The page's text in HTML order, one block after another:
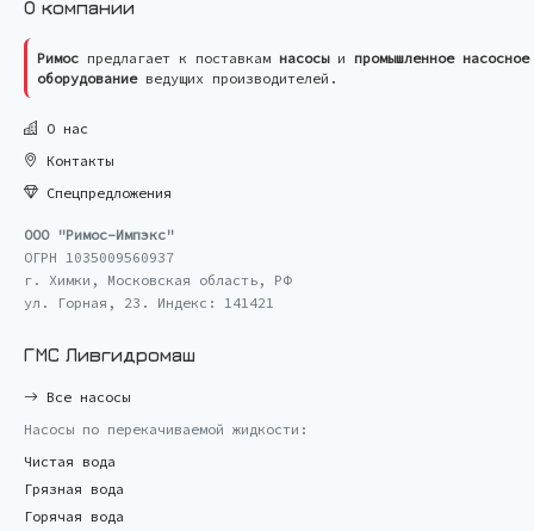
О компании
Римос предлагает к поставкам насосыи промышленное насосное
оборудованиеведущих производителей.
О нас
Контакты
Спецпредложения
ООО "Римос-Импэкс"
ОГРН 1035009560937
г. Химки, Московская область, РФ
ул. Горная, 23. Индекс: 141421
ГМС Ливгидромаш
Все насосы
Насосы по перекачиваемой жидкости:
Чистая вода
Грязная вода
Горячая вода